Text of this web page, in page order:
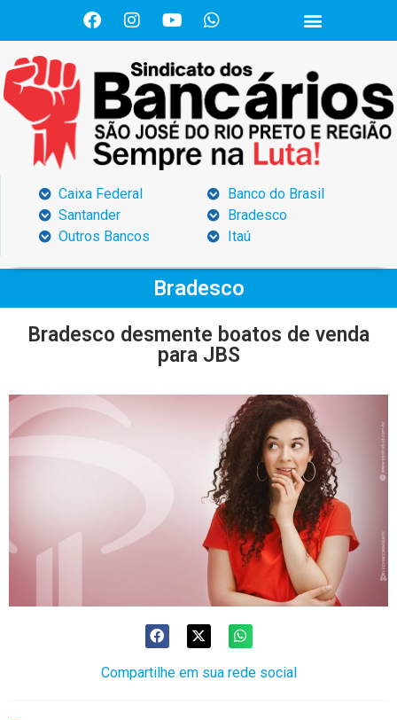
Caixa Federal
Santander
Outros Bancos
Banco do Brasil
Bradesco
Itaú
Bradesco
Bradesco desmente boatos de venda
para JBS
Compartilhe em sua rede social